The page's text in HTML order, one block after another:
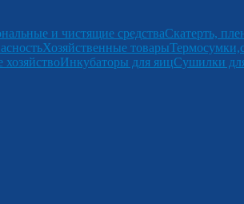
и чистящие средстваСкатерть,
Хозяйственные товары
Инкубаторы для яицСушилки